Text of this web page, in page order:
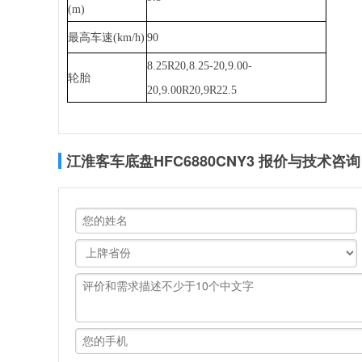
(m)
最高车速(km/h) 90
轮胎
8.25R20,8.25-20,9.00-
20,9.00R20,9R22.5
江淮客车底盘HFC6880CNY3 报价与技术咨询